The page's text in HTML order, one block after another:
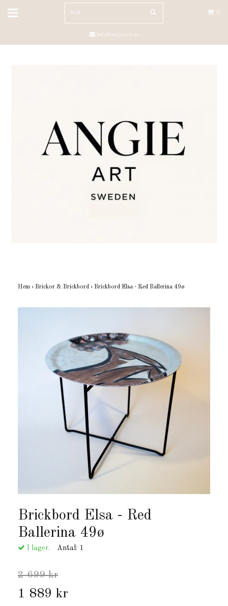
0
info@angieart.se
Hem › Brickor & Brickbord › Brickbord Elsa - Red Ballerina 49ø
Brickbord Elsa - Red
Ballerina 49ø
I lager. Antal: 1
2 699 kr
1 889 kr